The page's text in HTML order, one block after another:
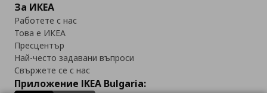
За ИКЕА
Работете с нас
Това е ИКЕА
Пресцентър
Най-често задавани въпроси
Свържете се с нас
Приложение IKEA Bulgaria: